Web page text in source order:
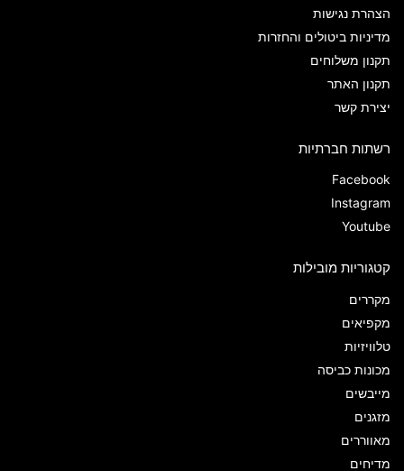
הצהרת נגישות
מדיניות ביטולים והחזרות
תקנון משלוחים
תקנון האתר
יצירת קשר
רשתות חברתיות
Facebook
Instagram
Youtube
קטגוריות מובילות
מקררים
מקפיאים
טלוויזיות
מכונות כביסה
מייבשים
מזגנים
מאווררים
מדיחים